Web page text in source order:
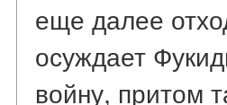
еще далее
осуждает
войну, притом